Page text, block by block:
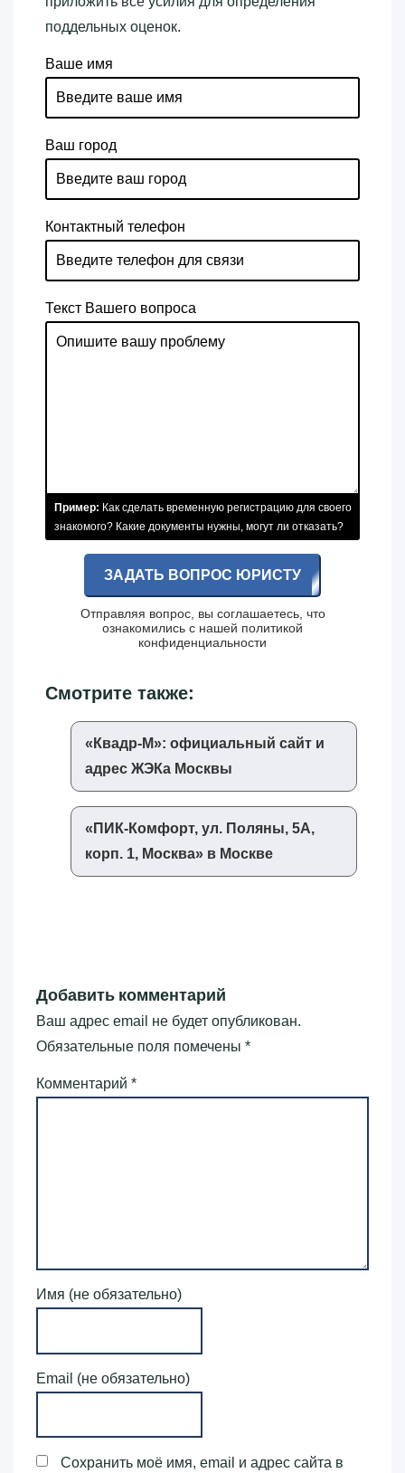
поддельных оценок.
Ваше имя
Ваш город
Контактный телефон
Текст Вашего вопроса
Пример: Как сделать временную регистрацию для своего
знакомого? Какие документы нужны, могут ли отказать?
ЗАДАТЬ ВОПРОС ЮРИСТУ
Отправляя вопрос, вы соглашаетесь, что
ознакомились с нашей политикой
конфиденциальности
Смотрите также:
«‎Квадр-М»‎: официальный сайт и
адрес ЖЭКа Москвы
«‎ПИК-Комфорт, ул. Поляны, 5А,
корп. 1, Москва»‎ в Москве
Добавить комментарий
Ваш адрес email не будет опубликован.
Обязательные поля помечены *
Комментарий *
Имя (не обязательно)
Email (не обязательно)
Сохранить моё имя, email и адрес сайта в